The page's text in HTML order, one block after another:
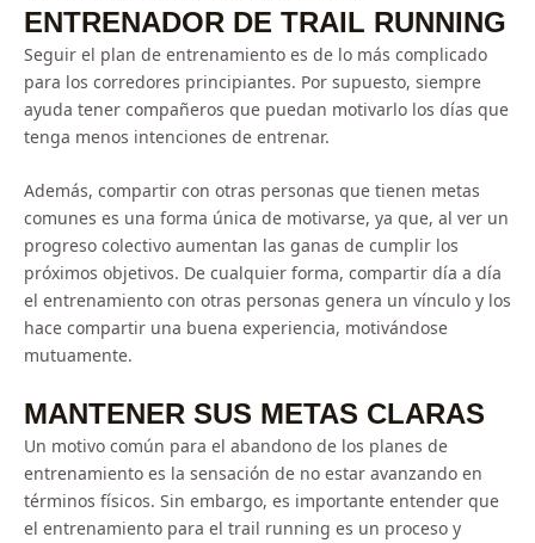
ENTRENADOR DE TRAIL RUNNING
Seguir el plan de entrenamiento es de lo más complicado
para los corredores principiantes. Por supuesto, siempre
ayuda tener compañeros que puedan motivarlo los días que
tenga menos intenciones de entrenar.
Además, compartir con otras personas que tienen metas
comunes es una forma única de motivarse, ya que, al ver un
progreso colectivo aumentan las ganas de cumplir los
próximos objetivos. De cualquier forma, compartir día a día
el entrenamiento con otras personas genera un vínculo y los
hace compartir una buena experiencia, motivándose
mutuamente.
MANTENER SUS METAS CLARAS
Un motivo común para el abandono de los planes de
entrenamiento es la sensación de no estar avanzando en
términos físicos. Sin embargo, es importante entender que
el entrenamiento para el trail running es un proceso y